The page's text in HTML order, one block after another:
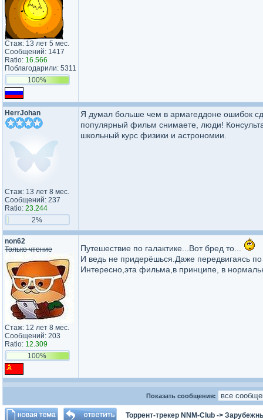
Стаж: 13 лет 5 мес.
Сообщений: 1417
Ratio: 16.566
Поблагодарили: 5311
100%
HerrJohan
Стаж: 13 лет 8 мес.
Сообщений: 237
Ratio: 23.244
2%
Я думал больше чем в армагеддоне ошибок
популярный фильм снимаете, люди!
школьный курс физики и астрономии.
non62
Только чтение
Стаж: 12 лет 8 мес.
Сообщений: 203
Ratio: 12.309
100%
Путешествие по галактике...Вот бред то...
И ведь не придерёшься.Даже передвигаясь
Интересно,эта фильма,в принципе, в
Показать сообщения:
Торрент-трекер NNM-Club ->